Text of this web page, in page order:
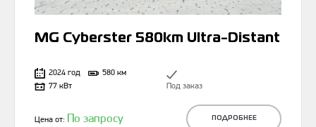
MG Cyberster 580km Ultra-Distant
2024 год
580 км
77 кВт
Под заказ
Цена от: По запросу ПОДРОБНЕЕ